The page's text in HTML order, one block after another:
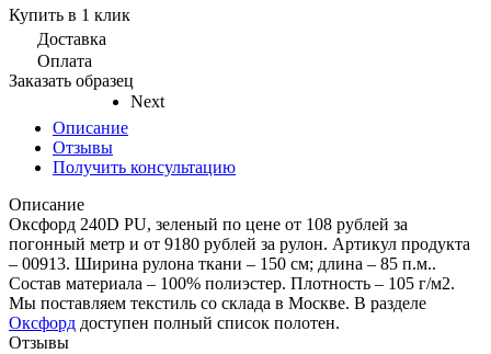
Next
Купить в 1 клик
Доставка
Оплата
Заказать образец
Описание
Отзывы
Получить консультацию
Описание
Оксфорд 240D PU, зеленый по цене от 108 рублей за
погонный метр и от 9180 рублей за рулон. Артикул продукта
– 00913. Ширина рулона ткани – 150 см; длина – 85 п.м..
Состав материала – 100% полиэстер. Плотность – 105 г/м2.
Мы поставляем текстиль со склада в Москве. В разделе
Оксфорд доступен полный список полотен.
Отзывы